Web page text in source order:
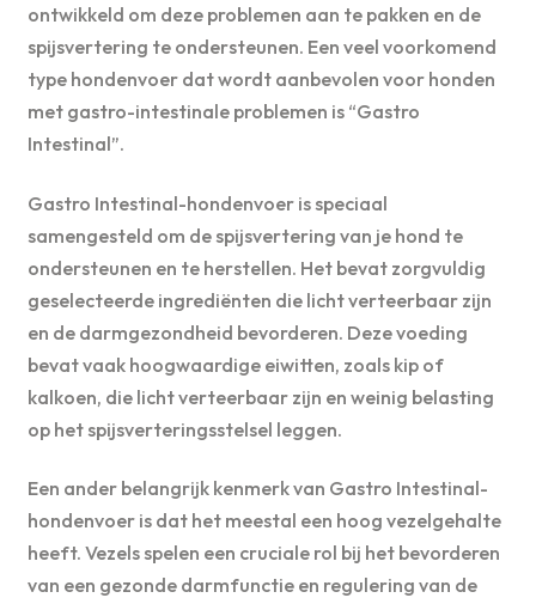
ontwikkeld om deze problemen aan te pakken en de
spijsvertering te ondersteunen. Een veel voorkomend
type hondenvoer dat wordt aanbevolen voor honden
met gastro-intestinale problemen is “Gastro
Intestinal”.
Gastro Intestinal-hondenvoer is speciaal
samengesteld om de spijsvertering van je hond te
ondersteunen en te herstellen. Het bevat zorgvuldig
geselecteerde ingrediënten die licht verteerbaar zijn
en de darmgezondheid bevorderen. Deze voeding
bevat vaak hoogwaardige eiwitten, zoals kip of
kalkoen, die licht verteerbaar zijn en weinig belasting
op het spijsverteringsstelsel leggen.
Een ander belangrijk kenmerk van Gastro Intestinal-
hondenvoer is dat het meestal een hoog vezelgehalte
heeft. Vezels spelen een cruciale rol bij het bevorderen
van een gezonde darmfunctie en regulering van de